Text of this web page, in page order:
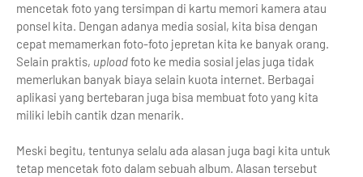
mencetak foto yang tersimpan di kartu memori kamera atau
ponsel kita. Dengan adanya media sosial, kita bisa dengan
cepat memamerkan foto-foto jepretan kita ke banyak orang.
Selain praktis, uploadfoto ke media sosial jelas juga tidak
memerlukan banyak biaya selain kuota internet. Berbagai
aplikasi yang bertebaran juga bisa membuat foto yang kita
miliki lebih cantik dzan menarik.
Meski begitu, tentunya selalu ada alasan juga bagi kita untuk
tetap mencetak foto dalam sebuah album. Alasan tersebut